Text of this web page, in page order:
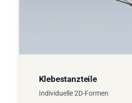
Klebestanzteile
Individuelle 2D-Formen